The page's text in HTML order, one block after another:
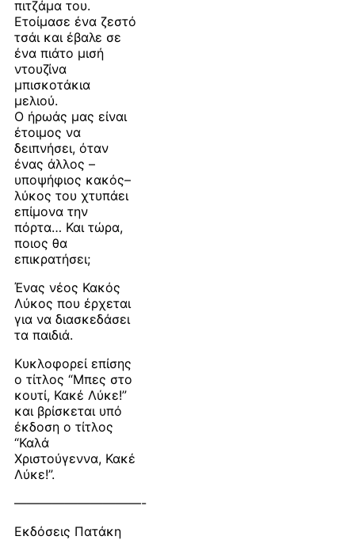
πιτζάμα του.
Ετοίμασε ένα ζεστό
τσάι και έβαλε σε
ένα πιάτο μισή
ντουζίνα
μπισκοτάκια
μελιού.
Ο ήρωάς μας είναι
έτοιμος να
δειπνήσει, όταν
ένας άλλος –
υποψήφιος κακός–
λύκος του χτυπάει
επίμονα την
πόρτα… Και τώρα,
ποιος θα
επικρατήσει;
Ένας νέος Κακός
Λύκος που έρχεται
για να διασκεδάσει
τα παιδιά.
Κυκλοφορεί επίσης
ο τίτλος “Μπες στο
κουτί, Κακέ Λύκε!”
και βρίσκεται υπό
έκδοση ο τίτλος
“Καλά
Χριστούγεννα, Κακέ
Λύκε!”.
——————————-
Εκδόσεις Πατάκη